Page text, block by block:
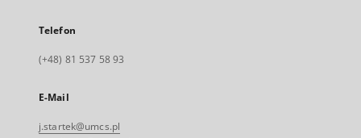
Telefon
(+48) 81 537 58 93
E-Mail
j.startek@umcs.pl